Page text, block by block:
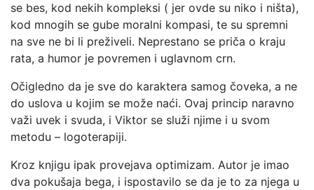
se bes, kod nekih kompleksi ( jer ovde su niko i ništa),
kod mnogih se gube moralni kompasi, te su spremni
na sve ne bi li preživeli. Neprestano se priča o kraju
rata, a humor je povremen i uglavnom crn.
Očigledno da je sve do karaktera samog čoveka, a ne
do uslova u kojim se može naći. Ovaj princip naravno
važi uvek i svuda, i Viktor se služi njime i u svom
metodu – logoterapiji.
Kroz knjigu ipak provejava optimizam. Autor je imao
dva pokušaja bega, i ispostavilo se da je to za njega u